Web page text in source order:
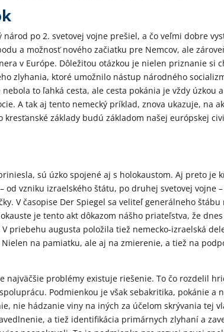
národ po 2. svetovej vojne prešiel, a čo veľmi dobre
a možnosť nového začiatku pre Nemcov, ale
v Európe. Dôležitou otázkou je nielen priznanie si
zlyhania, ktoré umožnilo nástup národného
to ľahká cesta, ale cesta pokánia je vždy úzkou
A tak aj tento nemecký príklad, znova ukazuje, na
základy budú základom našej európskej
sú úzko spojené aj s holokaustom. Aj preto je
od vzniku izraelského štátu, po druhej svetovej vojne
V časopise Der Spiegel sa veliteľ generálneho štábu
je tento akt dôkazom nášho priateľstva, že
priebehu augusta položila tiež nemecko-izraelská
na pamiatku, ale aj na zmierenie, a tiež na
najväčšie problémy existuje riešenie. To čo rozdelil
Podmienkou je však sebakritika, pokánie a
nie hádzanie viny na iných za účelom skrývania tej
a tiež identifikácia primárnych zlyhaní a